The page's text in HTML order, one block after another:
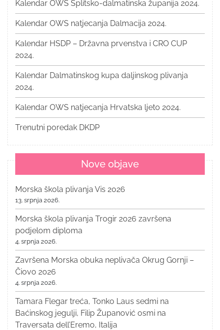
Kalendar OWS Splitsko-dalmatinska županija 2024.
Kalendar OWS natjecanja Dalmacija 2024.
Kalendar HSDP – Državna prvenstva i CRO CUP
2024.
Kalendar Dalmatinskog kupa daljinskog plivanja
2024.
Kalendar OWS natjecanja Hrvatska ljeto 2024.
Trenutni poredak DKDP
Nove objave
Morska škola plivanja Vis 2026
13. srpnja 2026.
Morska škola plivanja Trogir 2026 završena
podjelom diploma
4. srpnja 2026.
Završena Morska obuka neplivača Okrug Gornji –
Čiovo 2026
4. srpnja 2026.
Tamara Flegar treća, Tonko Laus sedmi na
Baćinskog jegulji, Filip Županović osmi na
Traversata dell’Eremo, Italija